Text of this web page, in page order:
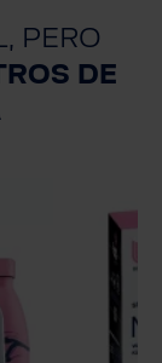
PERO
DE